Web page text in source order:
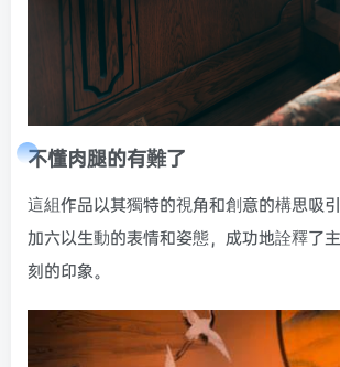
不懂肉腿的有難了
這組作品以其獨特的視角和創意的構思吸
加六以生動的表情和姿態，成功地詮釋了
刻的印象。